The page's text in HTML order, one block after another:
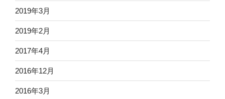
2019年3月
2019年2月
2017年4月
2016年12月
2016年3月